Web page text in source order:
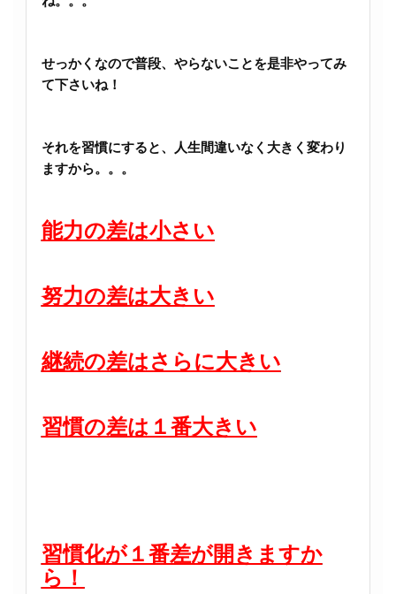
せっかくなので普段、やらないことを是非やってみ
て下さいね！
それを習慣にすると、人生間違いなく大きく変わり
ますから。。。
能力の差は小さい
努力の差は大きい
継続の差はさらに大きい
習慣の差は１番大きい
習慣化が１番差が開きますか
ら！